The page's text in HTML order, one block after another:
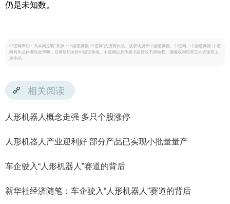
仍是未知数。
中证网声明：凡本网注明“来源：中国证券报·中证网”的所有作品，版权均属于中国证券报、中证网。中国证券报·中证
网与作品作者联合声明，任何组织未经中国证券报、中证网以及作者书面授权不得转载、摘编或利用其它方式使用上
述作品。
相关阅读
人形机器人概念走强 多只个股涨停
人形机器人产业迎利好 部分产品已实现小批量量产
车企驶入“人形机器人”赛道的背后
新华社经济随笔：车企驶入“人形机器人”赛道的背后